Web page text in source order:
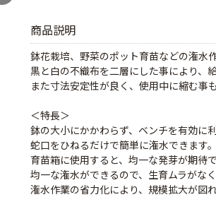
商品説明
鉢花栽培、野菜のポット育苗などの潅水
黒と白の不織布を二層にした事により、
また寸法安定性が良く、使用中に縮む事
＜特長＞
鉢の大小にかかわらず、ベンチを有効に利
蛇口をひねるだけで簡単に潅水できます。
育苗箱に使用すると、均一な発芽が期待で
均一な潅水ができるので、生育ムラがなく
潅水作業の省力化により、規模拡大が図れ